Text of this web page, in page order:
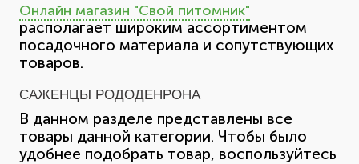
Онлайн магазин "Свой питомник"
располагает широким ассортиментом
посадочного материала и сопутствующих
товаров.
САЖЕНЦЫ РОДОДЕНРОНА
В данном разделе представлены все
товары данной категории. Чтобы было
удобнее подобрать товар, воспользуйтесь